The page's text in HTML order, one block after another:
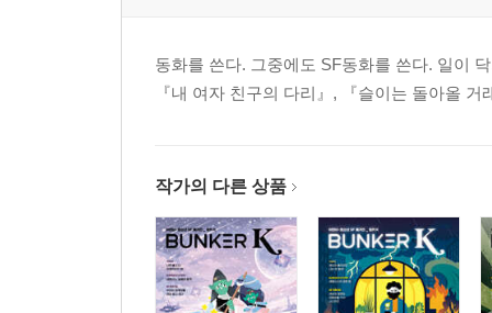
동화를 쓴다. 그중에도 SF동화를 쓴다. 일이
『내 여자 친구의 다리』, 『슬이는 돌아올
작가의 다른 상품